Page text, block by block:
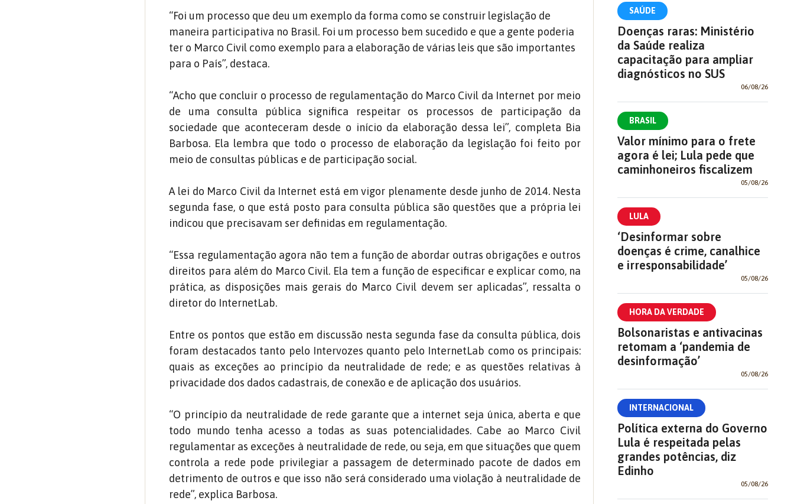
“Foi um processo que deu um exemplo da forma como se construir legislação de
maneira participativa no Brasil. Foi um processo bem sucedido e que a gente poderia
ter o Marco Civil como exemplo para a elaboração de várias leis que são importantes
para o País”, destaca.
“Acho que concluir o processo de regulamentação do Marco Civil da Internet por meio
de uma consulta pública significa respeitar os processos de participação da
sociedade que aconteceram desde o início da elaboração dessa lei”, completa Bia
Barbosa. Ela lembra que todo o processo de elaboração da legislação foi feito por
meio de consultas públicas e de participação social.
A lei do Marco Civil da Internet está em vigor plenamente desde junho de 2014. Nesta
segunda fase, o que está posto para consulta pública são questões que a própria lei
indicou que precisavam ser definidas em regulamentação.
“Essa regulamentação agora não tem a função de abordar outras obrigações e outros
direitos para além do Marco Civil. Ela tem a função de especificar e explicar como, na
prática, as disposições mais gerais do Marco Civil devem ser aplicadas”, ressalta o
diretor do InternetLab.
Entre os pontos que estão em discussão nesta segunda fase da consulta pública, dois
foram destacados tanto pelo Intervozes quanto pelo InternetLab como os principais:
quais as exceções ao princípio da neutralidade de rede; e as questões relativas à
privacidade dos dados cadastrais, de conexão e de aplicação dos usuários.
“O princípio da neutralidade de rede garante que a internet seja única, aberta e que
todo mundo tenha acesso a todas as suas potencialidades. Cabe ao Marco Civil
regulamentar as exceções à neutralidade de rede, ou seja, em que situações que quem
controla a rede pode privilegiar a passagem de determinado pacote de dados em
detrimento de outros e que isso não será considerado uma violação à neutralidade de
rede”, explica Barbosa.
SAÚDE
Doenças raras: Ministério
da Saúde realiza
capacitação para ampliar
diagnósticos no SUS
06/08/26
BRASIL
Valor mínimo para o frete
agora é lei; Lula pede que
caminhoneiros fiscalizem
05/08/26
LULA
‘Desinformar sobre
doenças é crime, canalhice
e irresponsabilidade’
05/08/26
HORA DA VERDADE
Bolsonaristas e antivacinas
retomam a ‘pandemia de
desinformação’
05/08/26
INTERNACIONAL
Política externa do Governo
Lula é respeitada pelas
grandes potências, diz
Edinho
05/08/26